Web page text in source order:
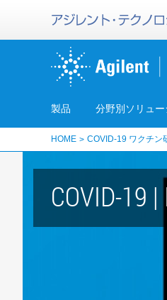
製品 分野別ソリュー
HOME COVID-19 ワクチン
COVID-19